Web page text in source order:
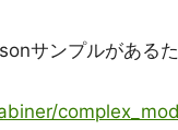
サンプルがある